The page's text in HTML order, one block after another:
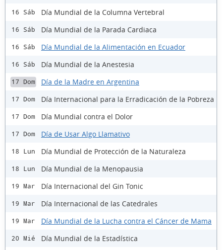
16 Sáb Día Mundial de la Columna Vertebral
16 Sáb Día Mundial de la Parada Cardiaca
16 Sáb Día Mundial de la Alimentación en Ecuador
16 Sáb Día Mundial de la Anestesia
17 Dom Día de la Madre en Argentina
17 Dom Día Internacional para la Erradicación de la Pobreza
17 Dom Día Mundial contra el Dolor
17 Dom Día de Usar Algo Llamativo
18 Lun Día Mundial de Protección de la Naturaleza
18 Lun Día Mundial de la Menopausia
19 Mar Día Internacional del Gin Tonic
19 Mar Día Internacional de las Catedrales
19 Mar Día Mundial de la Lucha contra el Cáncer de Mama
20 Mié Día Mundial de la Estadística